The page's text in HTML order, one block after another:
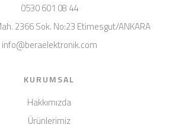
0530 601 08 44
2366 Sok. No:23 Etimesgut/ANKARA
info@beraelektronik.com
KURUMSAL
Hakkımızda
Ürünlerimiz